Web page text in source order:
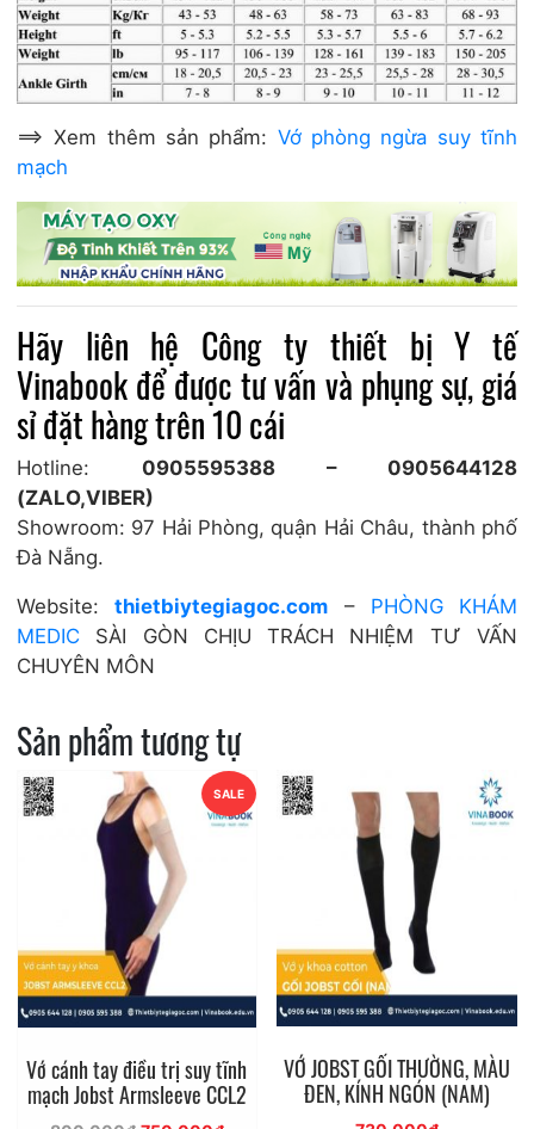
==> Xem thêm sản phẩm: Vớ phòng ngừa suy tĩnh
mạch
Hãy liên hệ Công ty thiết bị Y tế
Vinabookđể được tư vấn và phụng sự, giá
sỉ đặt hàng trên 10 cái
Hotline: 0905595388 – 0905644128
(ZALO,VIBER)
Showroom: 97 Hải Phòng, quận Hải Châu, thành phố
Đà Nẵng.
Website:thietbiytegiagoc.com – PHÒNG KHÁM
MEDICSÀI GÒN CHỊU TRÁCH NHIỆM TƯ VẤN
CHUYÊN MÔN
Sản phẩm tương tự
SALE
Vớ cánh tay điều trị suy tĩnh
mạch Jobst Armsleeve CCL2
VỚ JOBST GỐI THƯỜNG, MÀU
ĐEN, KÍNH NGÓN (NAM)